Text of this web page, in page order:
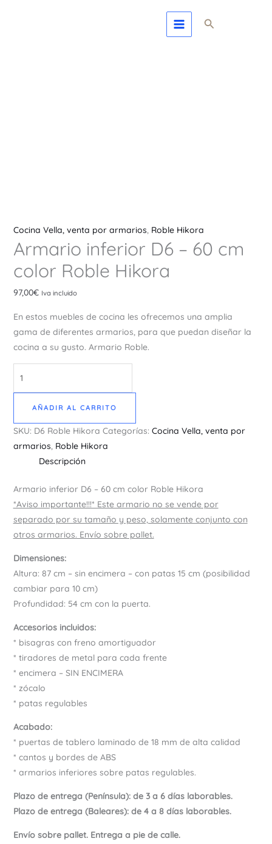
Buscar
Cocina Vella, venta por armarios, Roble Hikora
Armario inferior D6 – 60 cm
color Roble Hikora
97,00€ Iva incluido
En estos muebles de cocina les ofrecemos una amplia
gama de diferentes armarios, para que puedan diseñar la
cocina a su gusto. Armario Roble.
AÑADIR AL CARRITO
SKU: D6 Roble Hikora Categorías: Cocina Vella, venta por
armarios, Roble Hikora
Descripción
Armario inferior D6 – 60 cm color Roble Hikora
*Aviso importante!!!* Este armario no se vende por
separado por su tamaño y peso, solamente conjunto con
otros armarios. Envío sobre pallet.
Dimensiones:
Altura: 87 cm – sin encimera – con patas 15 cm (posibilidad
cambiar para 10 cm)
Profundidad: 54 cm con la puerta.
Accesorios incluidos:
* bisagras con freno amortiguador
* tiradores de metal para cada frente
* encimera – SIN ENCIMERA
* zócalo
* patas regulables
Acabado:
* puertas de tablero laminado de 18 mm de alta calidad
* cantos y bordes de ABS
* armarios inferiores sobre patas regulables.
Plazo de entrega (Península): de 3 a 6 días laborables.
Plazo de entrega (Baleares): de 4 a 8 días laborables.
Envío sobre pallet. Entrega a pie de calle.